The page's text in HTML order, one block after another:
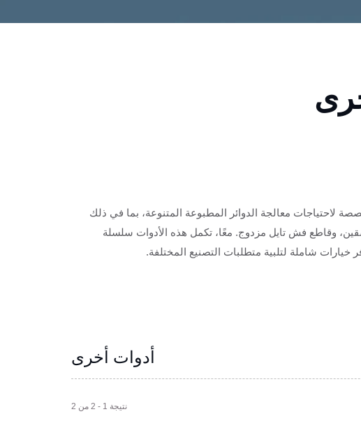
لاحتياجات معالجة الدوائر المطبوعة المتنوعة، بما في ذلك
وقاطع فش تايل مزدوج. معًا، تكمل هذه الأدوات سلسلة
خيارات شاملة لتلبية متطلبات التصنيع المختلفة.
أدوات أخرى
نتيجة 1 - 2 من 2